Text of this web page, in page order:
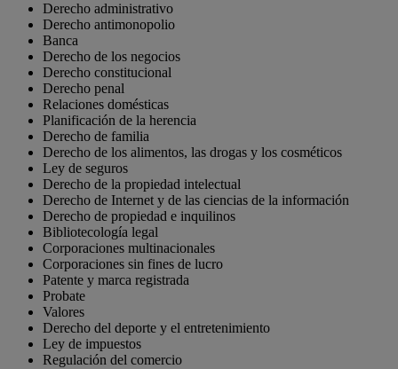
Derecho administrativo
Derecho antimonopolio
Banca
Derecho de los negocios
Derecho constitucional
Derecho penal
Relaciones domésticas
Planificación de la herencia
Derecho de familia
Derecho de los alimentos, las drogas y los cosméticos
Ley de seguros
Derecho de la propiedad intelectual
Derecho de Internet y de las ciencias de la información
Derecho de propiedad e inquilinos
Bibliotecología legal
Corporaciones multinacionales
Corporaciones sin fines de lucro
Patente y marca registrada
Probate
Valores
Derecho del deporte y el entretenimiento
Ley de impuestos
Regulación del comercio